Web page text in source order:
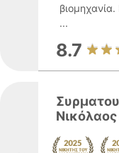
...
8.7
Νικόλαος